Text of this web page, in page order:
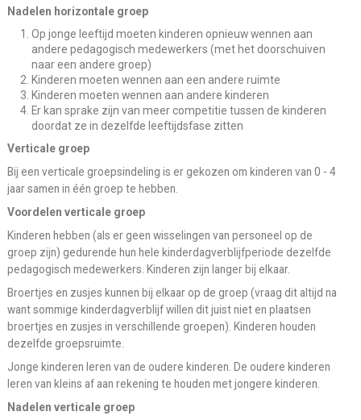
Nadelen horizontale groep
Op jonge leeftijd moeten kinderen opnieuw wennen aan
andere pedagogisch medewerkers (met het doorschuiven
naar een andere groep)
Kinderen moeten wennen aan een andere ruimte
Kinderen moeten wennen aan andere kinderen
Er kan sprake zijn van meer competitie tussen de kinderen
doordat ze in dezelfde leeftijdsfase zitten
Verticale groep
Bij een verticale groepsindeling is er gekozen om kinderen van 0 - 4
jaar samen in één groep te hebben.
Voordelen verticale groep
Kinderen hebben (als er geen wisselingen van personeel op de
groep zijn) gedurende hun hele kinderdagverblijfperiode dezelfde
pedagogisch medewerkers. Kinderen zijn langer bij elkaar.
Broertjes en zusjes kunnen bij elkaar op de groep (vraag dit altijd na
want sommige kinderdagverblijf willen dit juist niet en plaatsen
broertjes en zusjes in verschillende groepen). Kinderen houden
dezelfde groepsruimte.
Jonge kinderen leren van de oudere kinderen. De oudere kinderen
leren van kleins af aan rekening te houden met jongere kinderen.
Nadelen verticale groep